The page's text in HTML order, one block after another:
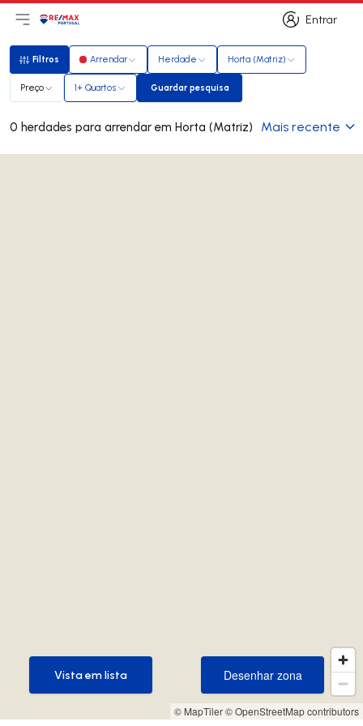
Entrar
Entrar
Abri menu principal
LogoIr para página inicial
Filtros
Filtros Arrendar Herdade Horta (Matriz)
Preço 1+ Quartos Guardar pesquisa
Guardar pesquisa
0 herdades para arrendar em Horta (Matriz) Mais recente
© MapTiler© OpenStreetMap contributors
Desenhar zona
Desenhar zona
Vista em lista
Vista em lista